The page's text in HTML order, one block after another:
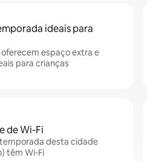
ideais para
espaço extra e
para crianças
de Wi-Fi
desta cidade
têm Wi-Fi